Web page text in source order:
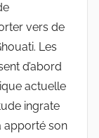
vers de
Les
d’abord
actuelle
ingrate
apporté son